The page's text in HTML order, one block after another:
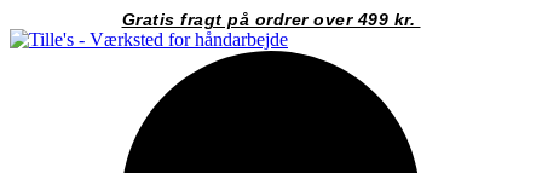
til
Gratis fragt på ordrer over 499 kr.